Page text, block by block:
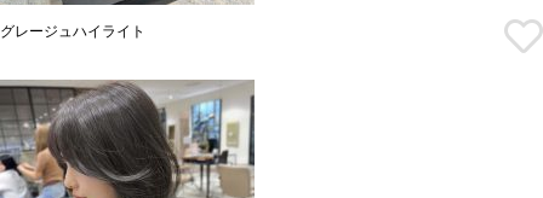
グレージュハイライト